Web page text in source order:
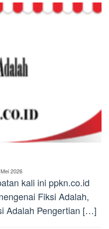
2026
kali ini ppkn.co.id
Fiksi Adalah,
Adalah Pengertian […]